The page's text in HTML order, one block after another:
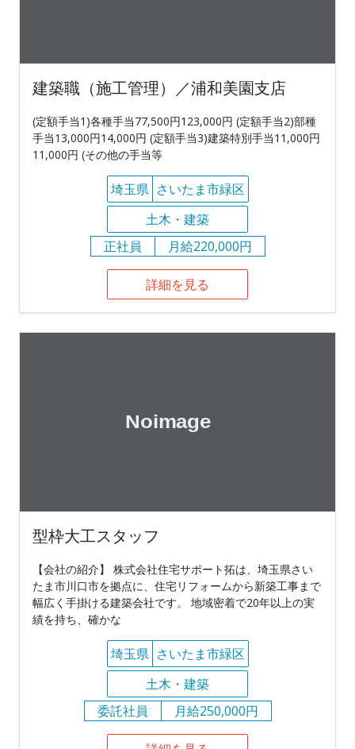
建築職（施工管理）／浦和美園支店
(定額手当1)各種手当77,500円123,000円 (定額手当2)部種
手当13,000円14,000円 (定額手当3)建築特別手当11,000円
11,000円 (その他の手当等
埼玉県 さいたま市緑区
土木・建築
正社員
月給220,000円
詳細を見る
型枠大工スタッフ
【会社の紹介】 株式会社住宅サポート拓は、埼玉県さい
たま市川口市を拠点に、住宅リフォームから新築工事まで
幅広く手掛ける建築会社です。 地域密着で20年以上の実
績を持ち、確かな
埼玉県 さいたま市緑区
土木・建築
委託社員
月給250,000円